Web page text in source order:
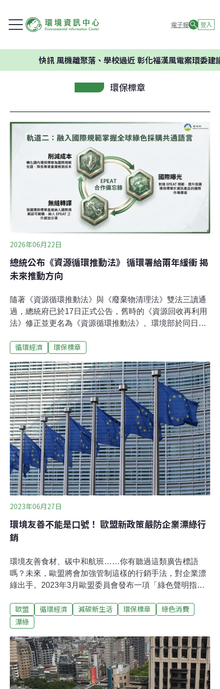
電子報 登入
風機離聚落、學校過近 彰化福漢風電案環委建議不應開發
環保標章
2026年06月22日
總統公布《資源循環推動法》 循環署給兩年緩衝 揭
未來推動方向
隨著《資源循環推動法》與《廢棄物清理法》雙法三讀通
過，總統府已於17日正式公告，舊時的《資源回收再利用
法》修正並更名為《資源循環推動法》。環境部於同日舉
物清理法》加重懲罰非法棄置，更要以《資源循環推動
林」政策，將廢木材製成生物炭。此外，台灣環保標章已
與日本「生態標章」互認，也正與美國GEC（全球電子產
品委員會）洽談簽署合作備忘錄，正式升級為跨國綠色通
行證。木材轉為「生物炭」 循環署將推動相關修法環境部
資源循環署署長賴瑩瑩指出，由於資源循環雙法涉及的產
品與產業範圍極廣，預計將修訂超過百項子法，包含事業
廢棄物再利用管理辦法，以及產品綠色設計的規範等。為
了讓產業順利銜接，目前已編列兩年緩衝期，並持續與各
界研商溝通，確保新法穩健上路。配合總統賴清德今年4
月公布的「都市林計畫」，未來民生剪枝與廢木材數
循環經濟 環保標章
2023年06月27日
環境友善不能是口號！ 歐盟新政策嚴防企業漂綠行
銷
環境友善食材、碳中和航班……你有聽過這類廣告標語
嗎？未來，歐盟將會加強管制這樣的行銷手法，對企業漂
綠出手。2023年3月歐盟委員會發布一項「綠色聲明指令
辨別什麼是綠色產品與服務。我們生活中隱藏著許多看似
環境友善的誤導性行銷手法，例如2019年H&M的
僅佔整個系列的一小部分，被控訴誤導消費者。H&M也被
質疑聲稱數字與實際有所差異，例如某一件衣服的平均用
水量減少20%，但經新聞媒體《Quartz》調查，實際用水
量卻多了20%。或是2020年初，歐洲最大的廉航瑞安航空
歐盟 循環經濟 減碳新生活 環保標章
綠色消費
漂綠